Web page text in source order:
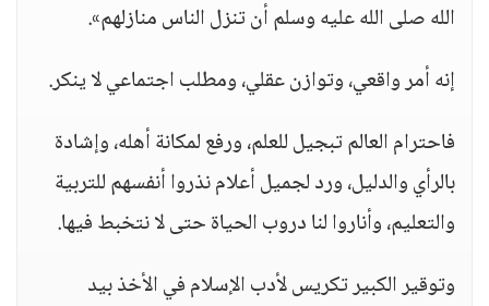
الله صلى الله عليه وسلم أن تنزل الناس منازلهم».
إنه أمر واقعي، وتوازن عقلي، ومطلب اجتماعي لا ينكر.
فاحترام العالم تبجيل للعلم، ورفع لمكانة أهله، وإشادة
بالرأي والدليل، ورد لجميل أعلام نذروا أنفسهم للتربية
والتعليم، وأناروا لنا دروب الحياة حتى لا نتخبط فيها.
وتوقير الكبير تكريس لأدب الإسلام في الأخذ بيد